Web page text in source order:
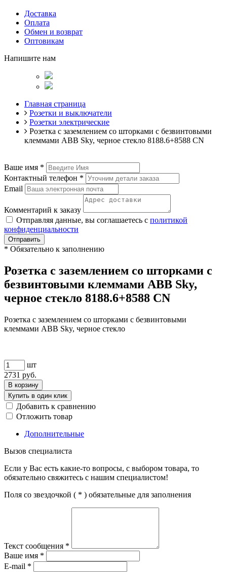
Доставка
Оплата
Обмен и возврат
Оптовикам
Напишите нам
Главная страница
Розетки и выключатели
Розетки электрические
Розетка с заземлением со шторками с безвинтовыми
клеммами ABB Sky, черное стекло 8188.6+8588 CN
Ваше имя *
Контактный телефон *
Email
Комментарий к заказу
Отправляя данные, вы соглашаетесь с политикой
конфиденциальности
Отправить
* Обязательно к заполнению
Розетка с заземлением со шторками с
безвинтовыми клеммами ABB Sky,
черное стекло 8188.6+8588 CN
Розетка с заземлением со шторками с безвинтовыми
клеммами ABB Sky, черное стекло
шт
2731 руб.
В корзину
Купить в один клик
Добавить к сравнению
Отложить товар
Дополнительные
Вызов специалиста
Если у Вас есть какие-то вопросы, с выбором товара, то
обязательно свяжитесь с нашим специалистом!
Поля со звездочкой ( * ) обязательные для заполнения
Текст сообщения *
Ваше имя *
E-mail *